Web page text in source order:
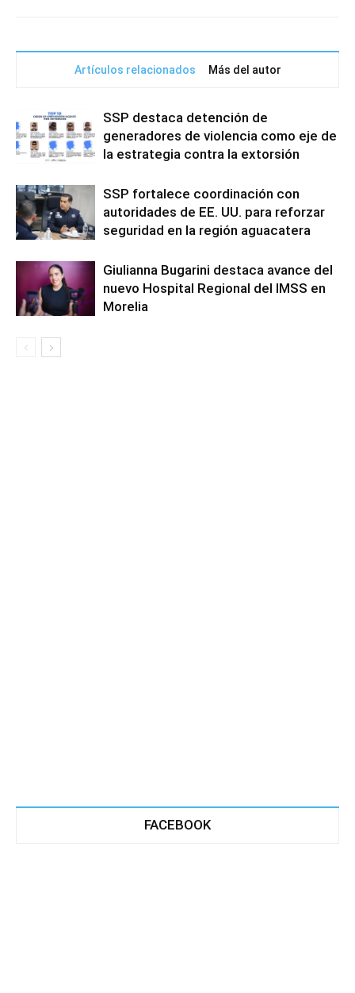
Artículos relacionados Más del autor
SSP destaca detención de
generadores de violencia como eje de
la estrategia contra la extorsión
SSP fortalece coordinación con
autoridades de EE. UU. para reforzar
seguridad en la región aguacatera
Giulianna Bugarini destaca avance del
nuevo Hospital Regional del IMSS en
Morelia
FACEBOOK